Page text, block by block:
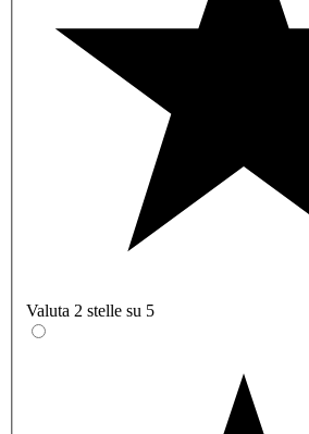
Valuta 2 stelle su 5